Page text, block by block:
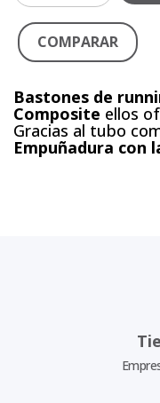
COMPARAR
Bastones de
Composite ellos
Gracias al tubo
Empuñadura con